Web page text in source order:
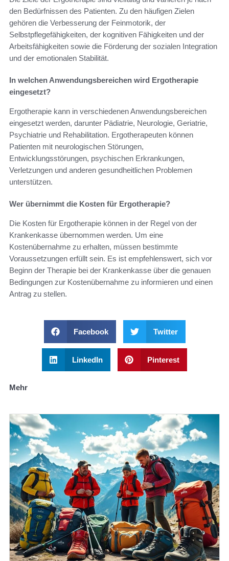
den Bedürfnissen des Patienten. Zu den häufigen Zielen
gehören die Verbesserung der Feinmotorik, der
Selbstpflegefähigkeiten, der kognitiven Fähigkeiten und der
Arbeitsfähigkeiten sowie die Förderung der sozialen Integration
und der emotionalen Stabilität.
In welchen Anwendungsbereichen wird Ergotherapie
eingesetzt?
Ergotherapie kann in verschiedenen Anwendungsbereichen
eingesetzt werden, darunter Pädiatrie, Neurologie, Geriatrie,
Psychiatrie und Rehabilitation. Ergotherapeuten können
Patienten mit neurologischen Störungen,
Entwicklungsstörungen, psychischen Erkrankungen,
Verletzungen und anderen gesundheitlichen Problemen
unterstützen.
Wer übernimmt die Kosten für Ergotherapie?
Die Kosten für Ergotherapie können in der Regel von der
Krankenkasse übernommen werden. Um eine
Kostenübernahme zu erhalten, müssen bestimmte
Voraussetzungen erfüllt sein. Es ist empfehlenswert, sich vor
Beginn der Therapie bei der Krankenkasse über die genauen
Bedingungen zur Kostenübernahme zu informieren und einen
Antrag zu stellen.
Facebook Twitter
LinkedIn Pinterest
Mehr